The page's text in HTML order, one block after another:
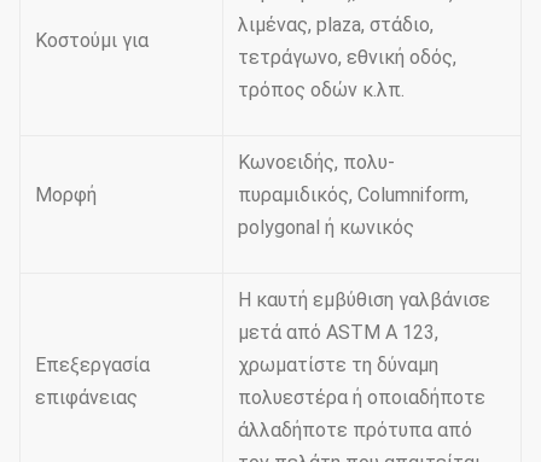
Κοστούμι για
λιμένας, plaza, στάδιο,
τετράγωνο, εθνική οδός,
τρόπος οδών κ.λπ.
Μορφή
Κωνοειδής, πολυ-
πυραμιδικός, Columniform,
polygonal ή κωνικός
Επεξεργασία
επιφάνειας
Η καυτή εμβύθιση γαλβάνισε
μετά από ASTM Α 123,
χρωματίστε τη δύναμη
πολυεστέρα ή οποιαδήποτε
άλλαδήποτε πρότυπα από